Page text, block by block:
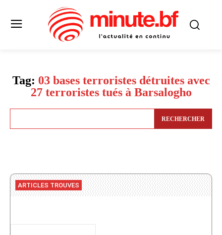
Tag: 03 bases terroristes détruites avec
27 terroristes tués à Barsalogho
RECHERCHER
ARTICLES TROUVES